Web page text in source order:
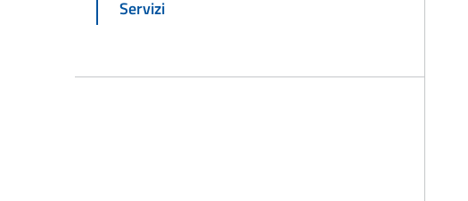
Servizi